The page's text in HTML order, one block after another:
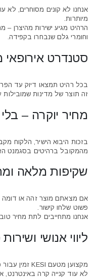
מיותרות.
וחומרי גלם שנבחרו בקפידה.
סטנדרט אירופאי
בכל רהיט תמצאו דיוק עד
זה תוצר של מדינות שמובילות
מחיר יוקרה –
מהמקובל ברהיטים בסגמנט
שקיפות מלאה
פשוט שלחו קישור.
אנחנו מתחייבים לתת מחיר
ליווי אנושי
מקצוען מטעם KESI זמין עבור כל שאלה – בטלפון, בווטסאפ או באתר.